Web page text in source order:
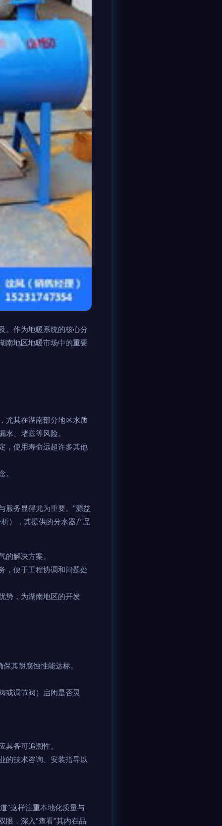
。作为地暖系统的核心分
南地区地暖市场中的重要
尤其在湖南部分地区水质
、堵塞等风险。
，使用寿命远超许多其他
服务显得尤为重要。“源益
），其提供的分水器产品
解决方案。
，便于工程协调和问题处
势，为湖南地区的开发
其耐腐蚀性能达标。
或调节阀）启闭是否灵
备可追溯性。
的技术咨询、安装指导以
”这样注重本地化质量与
眼，深入“查看”其内在品